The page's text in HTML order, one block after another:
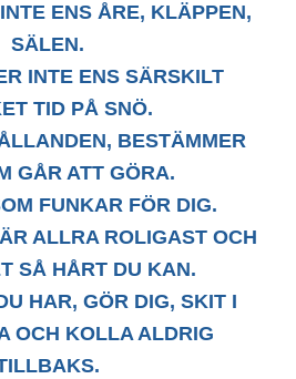
ENS ÅRE, KLÄPPEN,
SÄLEN.
INTE ENS SÄRSKILT
TID PÅ SNÖ.
BESTÄMMER
GÅR ATT GÖRA.
FUNKAR FÖR DIG.
ALLRA ROLIGAST OCH
SÅ HÅRT DU KAN.
HAR, GÖR DIG, SKIT I
OCH KOLLA ALDRIG